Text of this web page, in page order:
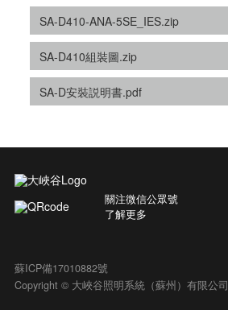
SA-D410-ANA-5SE_IES.zip
SA-D410組裝圖.zip
SA-D安裝説明書.pdf
關注微信公眾號
了解更多
蘇ICP備17010882號
Copyright © 大峽谷照明系統（蘇州）有限公司